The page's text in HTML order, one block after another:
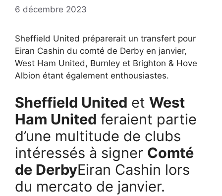
6 décembre 2023
Sheffield United préparerait un transfert pour
Eiran Cashin du comté de Derby en janvier,
West Ham United, Burnley et Brighton & Hove
Albion étant également enthousiastes.
Sheffield United et West
Ham United feraient partie
d’une multitude de clubs
intéressés à signer Comté
de DerbyEiran Cashin lors
du mercato de janvier.